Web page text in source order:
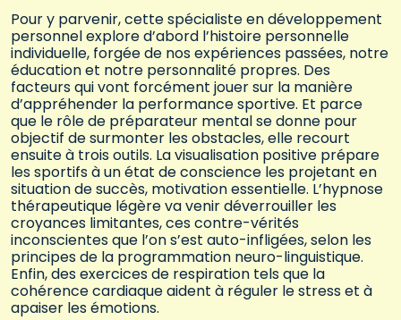
Pour y parvenir, cette spécialiste en développement
personnel explore d’abord l’histoire personnelle
individuelle, forgée de nos expériences passées, notre
éducation et notre personnalité propres. Des
facteurs qui vont forcément jouer sur la manière
d’appréhender la performance sportive. Et parce
que le rôle de préparateur mental se donne pour
objectif de surmonter les obstacles, elle recourt
ensuite à trois outils. La visualisation positive prépare
les sportifs à un état de conscience les projetant en
situation de succès, motivation essentielle. L’hypnose
thérapeutique légère va venir déverrouiller les
croyances limitantes, ces contre-vérités
inconscientes que l’on s’est auto-infligées, selon les
principes de la programmation neuro-linguistique.
Enfin, des exercices de respiration tels que la
cohérence cardiaque aident à réguler le stress et à
apaiser les émotions.